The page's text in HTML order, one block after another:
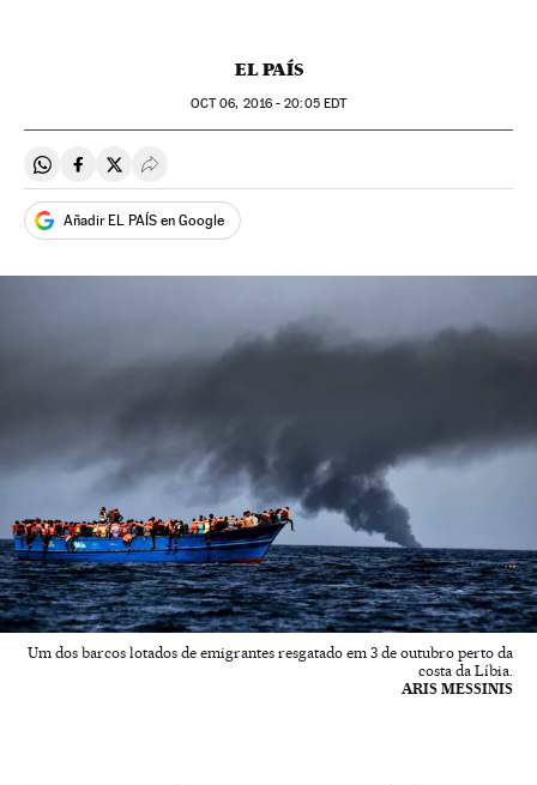
EL PAÍS
OCT06, 2016 - 20:05EDT
Compartir en Whatsapp
Compartir en Facebook
Compartir en Twitter
Desplegar Redes Sociales
Añadir EL PAÍS en Google
Um dos barcos lotados de emigrantes resgatado em 3 de outubro perto da
costa da Líbia.
ARIS MESSINIS